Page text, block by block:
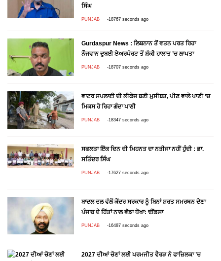
ਸਿੰਘ
PUNJAB -18767 seconds ago
Gurdaspur News : ਲਿਬਨਾਨ ਤੋਂ ਵਤਨ ਪਰਤ ਰਿਹਾ
ਨੌਜਵਾਨ ਦੁਬਈ ਏਅਰਪੋਰਟ ਤੋਂ ਸ਼ੱਕੀ ਹਾਲਾਤ ’ਚ ਲਾਪਤਾ
PUNJAB -18707 seconds ago
ਵਾਟਰ ਸਪਲਾਈ ਦੀ ਲੀਕੇਜ ਬਣੀ ਮੁਸੀਬਤ, ਪੀਣ ਵਾਲੇ ਪਾਣੀ ’ਚ
ਮਿਕਸ ਹੋ ਰਿਹਾ ਗੰਦਾ ਪਾਣੀ
PUNJAB -18347 seconds ago
ਸਫਲਤਾ ਇੱਕ ਦਿਨ ਦੀ ਮਿਹਨਤ ਦਾ ਨਤੀਜਾ ਨਹੀਂ ਹੁੰਦੀ : ਡਾ.
ਸਤਿੰਦਰ ਸਿੰਘ
PUNJAB -17627 seconds ago
ਬਾਦਲ ਦਲ ਵੱਲੋਂ ਕੇਂਦਰ ਸਰਕਾਰ ਨੂੰ ਬਿਨਾਂ ਸ਼ਰਤ ਸਮਰਥਨ ਦੇਣਾ
ਪੰਜਾਬ ਦੇ ਹਿੱਤਾਂ ਨਾਲ ਵੱਡਾ ਧੋਖਾ: ਢੀਂਡਸਾ
PUNJAB -16487 seconds ago
2027 ਦੀਆਂ ਚੋਣਾਂ ਲਈ ਪਰਮਜੀਤ ਵੈਰੜ ਨੇ ਫਾਜ਼ਿਲਕਾ ’ਚ